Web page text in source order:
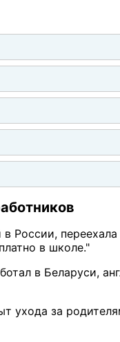
в России,
в школе."
в Беларуси,
ухода за